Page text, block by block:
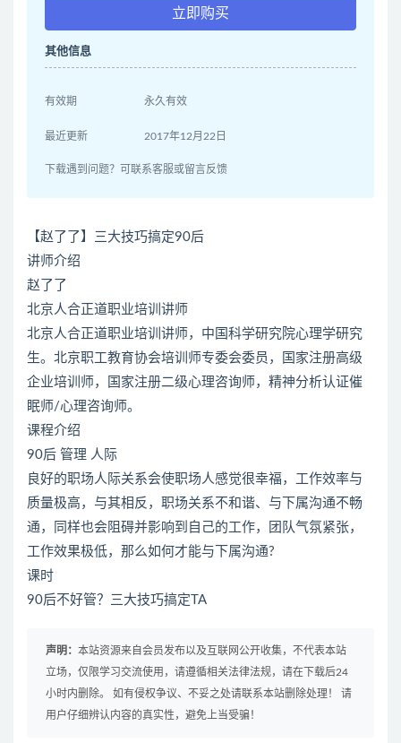
立即购买
其他信息
有效期 永久有效
最近更新 2017年12月22日
下载遇到问题？可联系客服或留言反馈
【赵了了】三大技巧搞定90后
讲师介绍
赵了了
北京人合正道职业培训讲师
北京人合正道职业培训讲师，中国科学研究院心理学研究
生。北京职工教育协会培训师专委会委员，国家注册高级
企业培训师，国家注册二级心理咨询师，精神分析认证催
眠师/心理咨询师。
课程介绍
90后 管理 人际
良好的职场人际关系会使职场人感觉很幸福，工作效率与
质量极高，与其相反，职场关系不和谐、与下属沟通不畅
通，同样也会阻碍并影响到自己的工作，团队气氛紧张，
工作效果极低，那么如何才能与下属沟通?
课时
90后不好管？三大技巧搞定TA
声明： 本站资源来自会员发布以及互联网公开收集，不代表本站
立场，仅限学习交流使用，请遵循相关法律法规，请在下载后24
小时内删除。 如有侵权争议、不妥之处请联系本站删除处理！ 请
用户仔细辨认内容的真实性，避免上当受骗！